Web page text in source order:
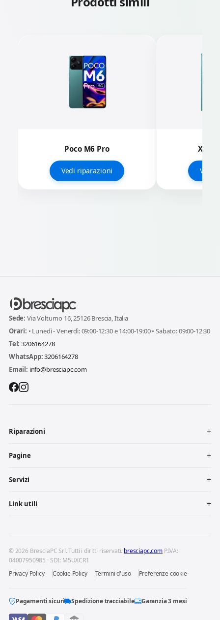
Poco M6 Pro
Vedi riparazioni Vedi
Sede: Via Volturno 16, 25126 Brescia, Italia
Orari: • Lunedì - Venerdì: 09:00-12:30 e 14:00-19:00 • Sabato: 09:00-12:30
Tel: 3206164278
WhatsApp:3206164278
Email: info@bresciapc.com
Riparazioni
Pagine
Servizi
Link utili
© 2026 BresciaPC Srl. Tutti i diritti riservati. bresciapc.com P.IVA:
04007950985 · SDI: M5UXCR1
Privacy Policy
Cookie Policy Termini d'uso Preferenze cookie
Pagamenti sicuri Spedizione tracciabile Garanzia 3 mesi